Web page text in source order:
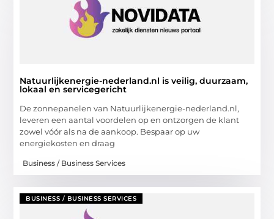
Natuurlijkenergie-nederland.nl is veilig, duurzaam,
lokaal en servicegericht
De zonnepanelen van Natuurlijkenergie-nederland.nl,
leveren een aantal voordelen op en ontzorgen de klant
zowel vóór als na de aankoop. Bespaar op uw
energiekosten en draag
Business / Business Services
BUSINESS / BUSINESS SERVICES